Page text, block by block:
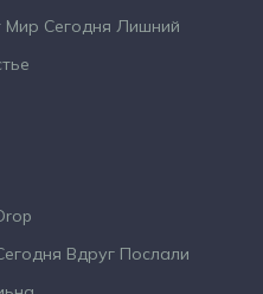
Мир Сегодня Лишний
Вдруг Послали